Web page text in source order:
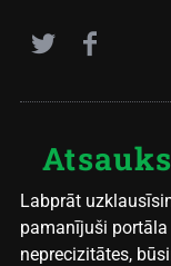
Labprāt
pamanījuši
neprecizitātes,